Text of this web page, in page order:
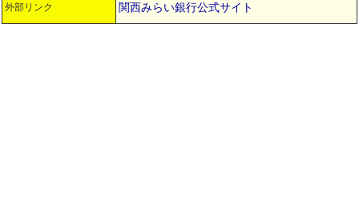
外部リンク 関西みらい銀行公式サイト